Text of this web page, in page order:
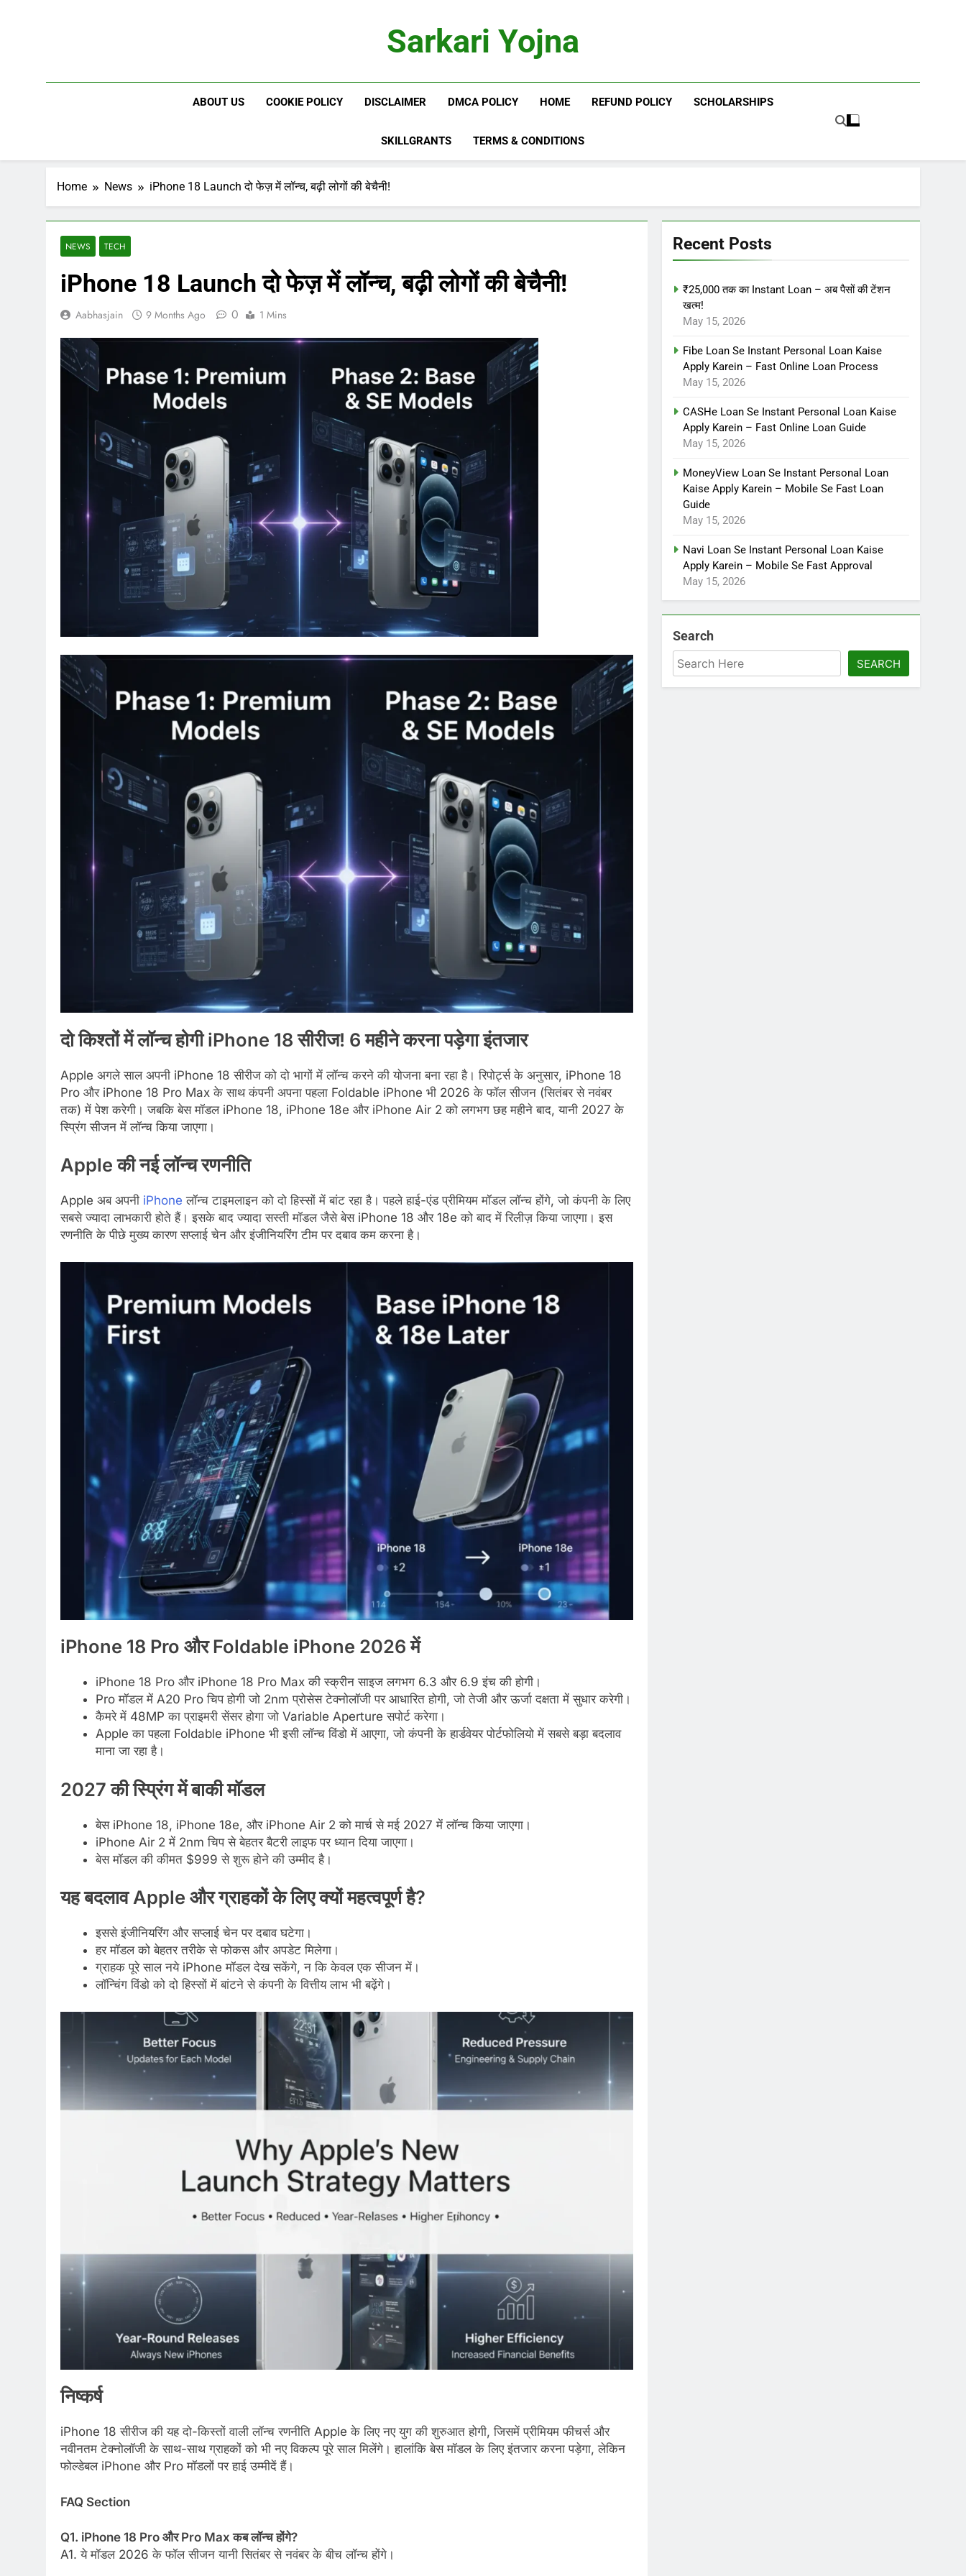
Sarkari Yojna
ABOUT US COOKIE POLICY DISCLAIMER DMCA POLICY HOME REFUND POLICY SCHOLARSHIPS
SKILLGRANTS TERMS & CONDITIONS
Home News iPhone 18 Launch दो फेज़ में लॉन्च, बढ़ी लोगों की बेचैनी!
NEWS TECH
iPhone 18 Launch दो फेज़ में लॉन्च, बढ़ी लोगों की बेचैनी!
Aabhasjain 9 Months Ago 0 1 Mins
दो किश्तों में लॉन्च होगी iPhone 18 सीरीज! 6 महीने करना पड़ेगा इंतजार
Apple अगले साल अपनी iPhone 18 सीरीज को दो भागों में लॉन्च करने की योजना बना रहा है। रिपोर्ट्स के अनुसार, iPhone 18
Pro और iPhone 18 Pro Max के साथ कंपनी अपना पहला Foldable iPhone भी 2026 के फॉल सीजन (सितंबर से नवंबर
तक) में पेश करेगी। जबकि बेस मॉडल iPhone 18, iPhone 18e और iPhone Air 2 को लगभग छह महीने बाद, यानी 2027 के
स्प्रिंग सीजन में लॉन्च किया जाएगा।
Apple की नई लॉन्च रणनीति
Apple अब अपनी iPhone लॉन्च टाइमलाइन को दो हिस्सों में बांट रहा है। पहले हाई-एंड प्रीमियम मॉडल लॉन्च होंगे, जो कंपनी के लिए
सबसे ज्यादा लाभकारी होते हैं। इसके बाद ज्यादा सस्ती मॉडल जैसे बेस iPhone 18 और 18e को बाद में रिलीज़ किया जाएगा। इस
रणनीति के पीछे मुख्य कारण सप्लाई चेन और इंजीनियरिंग टीम पर दबाव कम करना है।
iPhone 18 Pro और Foldable iPhone 2026 में
iPhone 18 Pro और iPhone 18 Pro Max की स्क्रीन साइज लगभग 6.3 और 6.9 इंच की होगी।
Pro मॉडल में A20 Pro चिप होगी जो 2nm प्रोसेस टेक्नोलॉजी पर आधारित होगी, जो तेजी और ऊर्जा दक्षता में सुधार करेगी।
कैमरे में 48MP का प्राइमरी सेंसर होगा जो Variable Aperture सपोर्ट करेगा।
Apple का पहला Foldable iPhone भी इसी लॉन्च विंडो में आएगा, जो कंपनी के हार्डवेयर पोर्टफोलियो में सबसे बड़ा बदलाव
माना जा रहा है।
2027 की स्प्रिंग में बाकी मॉडल
बेस iPhone 18, iPhone 18e, और iPhone Air 2 को मार्च से मई 2027 में लॉन्च किया जाएगा।
iPhone Air 2 में 2nm चिप से बेहतर बैटरी लाइफ पर ध्यान दिया जाएगा।
बेस मॉडल की कीमत $999 से शुरू होने की उम्मीद है।
यह बदलाव Apple और ग्राहकों के लिए क्यों महत्वपूर्ण है?
इससे इंजीनियरिंग और सप्लाई चेन पर दबाव घटेगा।
हर मॉडल को बेहतर तरीके से फोकस और अपडेट मिलेगा।
ग्राहक पूरे साल नये iPhone मॉडल देख सकेंगे, न कि केवल एक सीजन में।
लॉन्चिंग विंडो को दो हिस्सों में बांटने से कंपनी के वित्तीय लाभ भी बढ़ेंगे।
निष्कर्ष
iPhone 18 सीरीज की यह दो-किस्तों वाली लॉन्च रणनीति Apple के लिए नए युग की शुरुआत होगी, जिसमें प्रीमियम फीचर्स और
नवीनतम टेक्नोलॉजी के साथ-साथ ग्राहकों को भी नए विकल्प पूरे साल मिलेंगे। हालांकि बेस मॉडल के लिए इंतजार करना पड़ेगा, लेकिन
फोल्डेबल iPhone और Pro मॉडलों पर हाई उम्मीदें हैं।
FAQ Section
Q1. iPhone 18 Pro और Pro Max कब लॉन्च होंगे?
A1. ये मॉडल 2026 के फॉल सीजन यानी सितंबर से नवंबर के बीच लॉन्च होंगे।
Recent Posts
₹25,000 तक का Instant Loan – अब पैसों की टेंशन
खत्म!
May 15, 2026
Fibe Loan Se Instant Personal Loan Kaise
Apply Karein – Fast Online Loan Process
May 15, 2026
CASHe Loan Se Instant Personal Loan Kaise
Apply Karein – Fast Online Loan Guide
May 15, 2026
MoneyView Loan Se Instant Personal Loan
Kaise Apply Karein – Mobile Se Fast Loan
Guide
May 15, 2026
Navi Loan Se Instant Personal Loan Kaise
Apply Karein – Mobile Se Fast Approval
May 15, 2026
Search
SEARCH